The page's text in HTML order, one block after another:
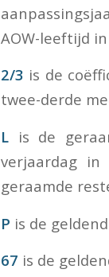
AOW-leeftijd
2/3 is de
twee-derde
L is de
verjaardag
geraamde
P is de
67 is de